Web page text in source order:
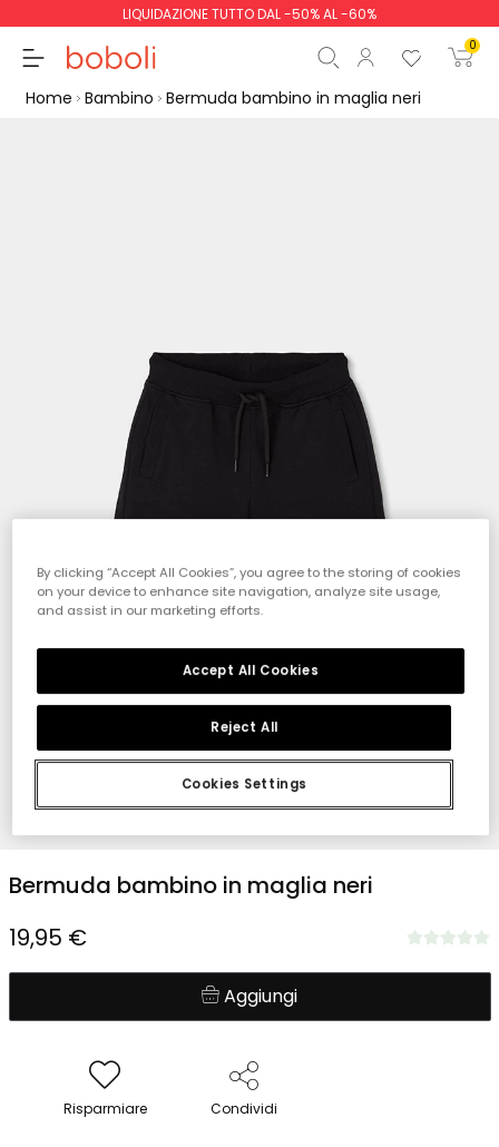
LIQUIDAZIONE TUTTO DAL -50% AL -60%
0
Home Bambino Bermuda bambino in maglia neri
Bermuda bambino in maglia neri
19,95 €
Aggiungi
Risparmiare Condividi
By clicking “Accept All Cookies”, you agree to the storing of cookies
on your device to enhance site navigation, analyze site usage,
and assist in our marketing efforts.
Cookies Settings
Reject All
Accept All Cookies